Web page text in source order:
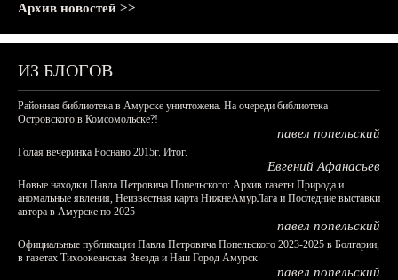
Архив новостей >>
ИЗ БЛОГОВ
Районная библиотека в Амурске уничтожена. На очереди библиотека
Островского в Комсомольске?!
павел попельский
Голая вечеринка Роснано 2015г. Итог.
Евгений Афанасьев
Новые находки Павла Петровича Попельского: Архив газеты Природа и
аномальные явления, Неизвестная карта НижнеАмурЛага и Последние выставки
автора в Амурске по 2025
павел попельский
Официальные публикации Павла Петровича Попельского 2023-2025 в Болгарии,
в газетах Тихоокеанская Звезда и Наш Город Амурск
павел попельский